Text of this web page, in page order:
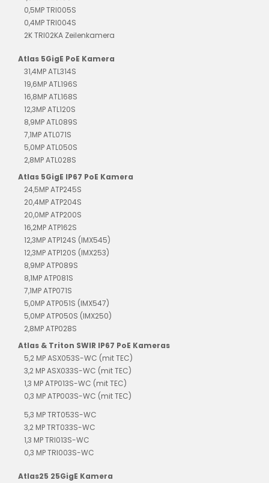
0,5MP TRI005S
0,4MP TRI004S
2K TRI02KA Zeilenkamera
Atlas 5GigE PoE Kamera
31,4MP ATL314S
19,6MP ATL196S
16,8MP ATL168S
12,3MP ATL120S
8,9MP ATL089S
7,1MP ATL071S
5,0MP ATL050S
2,8MP ATL028S
Atlas 5GigE IP67 PoE Kamera
24,5MP ATP245S
20,4MP ATP204S
20,0MP ATP200S
16,2MP ATP162S
12,3MP ATP124S (IMX545)
12,3MP ATP120S (IMX253)
8,9MP ATP089S
8,1MP ATP081S
7,1MP ATP071S
5,0MP ATP051S (IMX547)
5,0MP ATP050S (IMX250)
2,8MP ATP028S
Atlas & Triton SWIR IP67 PoE Kameras
5,2 MP ASX053S-WC (mit TEC)
3,2 MP ASX033S-WC (mit TEC)
1,3 MP ATP013S-WC (mit TEC)
0,3 MP ATP003S-WC (mit TEC)
5,3 MP TRT053S-WC
3,2 MP TRT033S-WC
1,3 MP TRI013S-WC
0,3 MP TRI003S-WC
Atlas25 25GigE Kamera